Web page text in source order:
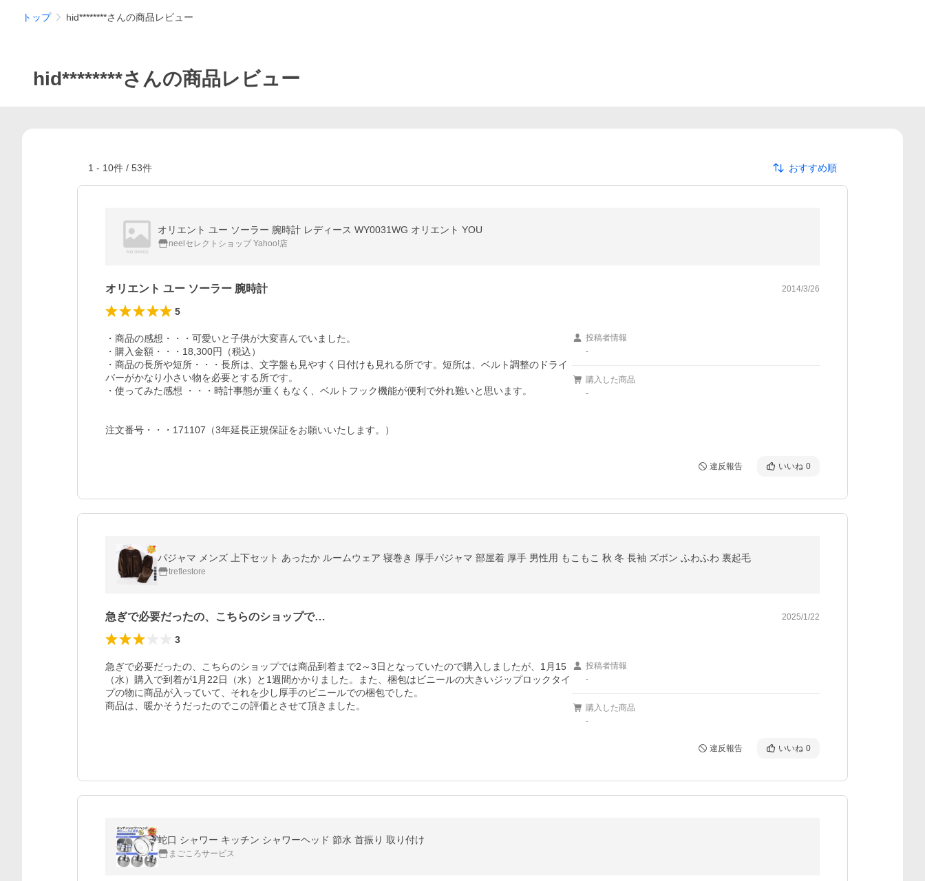
トップ hid********さんの商品レビュー
hid********さんの商品レビュー
1 - 10件 / 53件 おすすめ順
オリエント ユー ソーラー 腕時計 レディース WY0031WG オリエント YOU
neelセレクトショップ Yahoo!店
オリエント ユー ソーラー 腕時計 2014/3/26
5
・商品の感想・・・可愛いと子供が大変喜んでいました。
・購入金額・・・18,300円（税込）
・商品の長所や短所・・・長所は、文字盤も見やすく日付けも見れる所です。短所は、ベルト調整のドライ
バーがかなり小さい物を必要とする所です。
・使ってみた感想 ・・・時計事態が重くもなく、ベルトフック機能が便利で外れ難いと思います。
注文番号・・・171107（3年延長正規保証をお願いいたします。）
投稿者情報
-
購入した商品
-
違反報告 いいね 0
パジャマ メンズ 上下セット あったか ルームウェア 寝巻き 厚手パジャマ 部屋着 厚手 男性用 もこもこ 秋 冬 長袖 ズボン ふわふわ 裏起毛
treflestore
急ぎで必要だったの、こちらのショップで… 2025/1/22
3
急ぎで必要だったの、こちらのショップでは商品到着まで2～3日となっていたので購入しましたが、1月15
（水）購入で到着が1月22日（水）と1週間かかりました。また、梱包はビニールの大きいジップロックタイ
プの物に商品が入っていて、それを少し厚手のビニールでの梱包でした。
商品は、暖かそうだったのでこの評価とさせて頂きました。
投稿者情報
-
購入した商品
-
違反報告 いいね 0
蛇口 シャワー キッチン シャワーヘッド 節水 首振り 取り付け
まごころサービス